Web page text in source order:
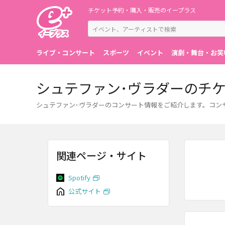
チケット予約・購入・販売のイープラス
ライブ・コンサート スポーツ イベント 演劇・舞台・お笑
シュテファン･ヴラダーのチ
シュテファン･ヴラダーのコンサート情報をご紹介します。コ
関連ページ・サイト
Spotify
公式サイト